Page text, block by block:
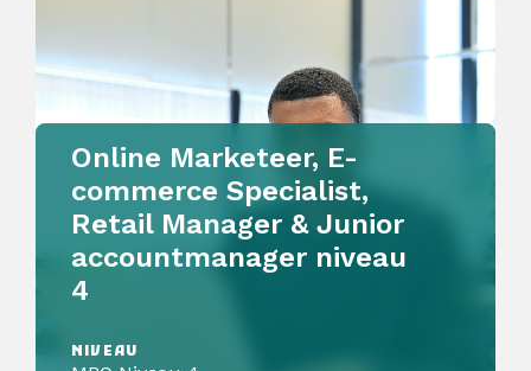
Online Marketeer, E-
commerce Specialist,
Retail Manager & Junior
accountmanager niveau
4
NIVEAU